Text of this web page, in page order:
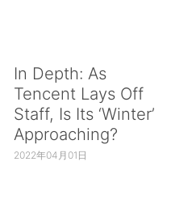
In Depth: As
Tencent Lays Off
Staff, Is Its ‘Winter’
Approaching?
2022年04月01日